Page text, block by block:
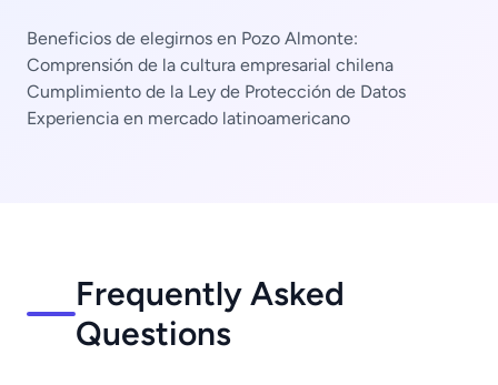
Beneficios de elegirnos en Pozo Almonte:
Comprensión de la cultura empresarial chilena
Cumplimiento de la Ley de Protección de Datos
Experiencia en mercado latinoamericano
Frequently Asked
Questions